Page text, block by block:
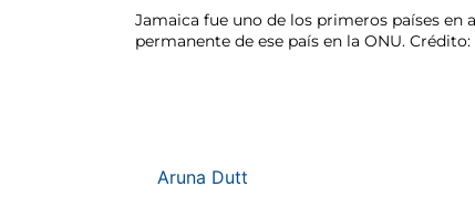
Jamaica fue uno de los primeros países
permanente de ese país en la ONU.
Aruna Dutt